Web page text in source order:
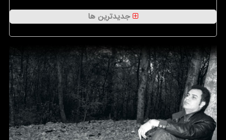
جدیدترین ها